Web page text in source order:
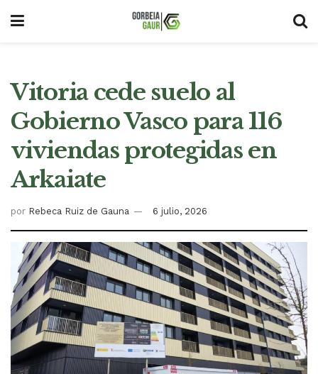
Vitoria cede suelo al
Gobierno Vasco para 116
viviendas protegidas en
Arkaiate
por Rebeca Ruiz de Gauna 6 julio, 2026